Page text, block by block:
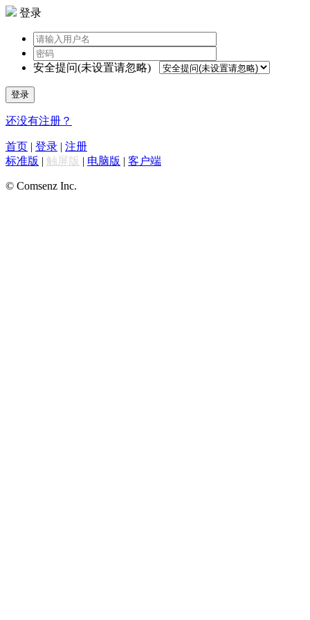
登录
安全提问(未设置请忽略)
登录
还没有注册？
首页 | 登录 | 注册
标准版 | 触屏版 | 电脑版 | 客户端
© Comsenz Inc.